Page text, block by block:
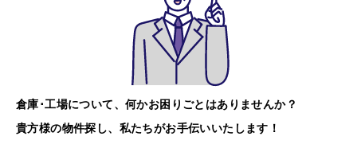
倉庫･工場について、何かお困りごとはありませんか？
貴方様の物件探し、私たちがお手伝いいたします！